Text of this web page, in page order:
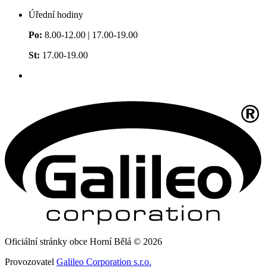
Úřední hodiny
Po: 8.00-12.00 | 17.00-19.00
St: 17.00-19.00
Oficiální stránky obce Horní Bělá © 2026
Provozovatel Galileo Corporation s.r.o.